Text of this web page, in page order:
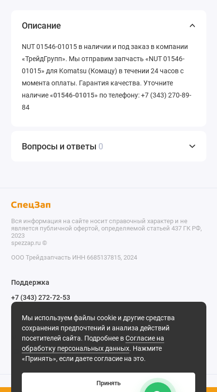
Описание
NUT 01546-01015 в наличии и под заказ в компании
«ТрейдГрупп». Мы отправим запчасть «NUT 01546-
01015» для Komatsu (Комацу) в течении 24 часов с
момента оплаты. Гарантия качества. Уточните
наличие «01546-01015» по телефону: +7 (343) 270-89-
84
Вопросы и ответы 0
Мы используем файлы cookie и другие средства
сохранения предпочтений и анализа действий
посетителей сайта. Подробнее вСогласие на
обработку персональных данных. Нажмите
«Принять», если даете согласие на это.
Принять
Вся информация на сайте носит справочный характер и не
является публичной офертой, определяемой статьей 437 ГК РФ,
2023
spezzap.ru ©️
ООО Трейдзапчасть ИНН 6685137815, 2024
Поддержка
+7 (343) 272-72-53
Обратный звонок
620030, г. Екатеринбург, ул. Карьерная, д. 14, оф. 14.
Мы в сети